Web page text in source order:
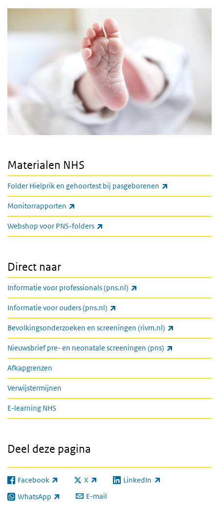
Materialen NHS
Folder Hielprik en gehoortest bij pasgeborenen
Monitorrapporten
Webshop voor PNS-folders
Direct naar
Informatie voor professionals (pns.nl)
Informatie voor ouders (pns.nl)
Bevolkingsonderzoeken en screeningen (rivm.nl)
Nieuwsbrief pre- en neonatale screeningen (pns)
Afkapgrenzen
Verwijstermijnen
E-learning NHS
Deel deze pagina
Facebook
(externe link) X
(externe link) LinkedIn
(externe link)
WhatsApp
(externe link) E-mail